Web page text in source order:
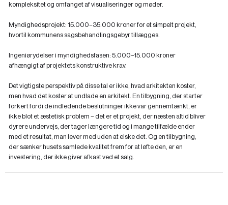
kompleksitet og omfanget af visualiseringer og møder.
Myndighedsprojekt: 15.000–35.000 kroner for et simpelt projekt,
hvortil kommunens sagsbehandlingsgebyr tillægges.
Ingeniørydelser i myndighedsfasen: 5.000–15.000 kroner
afhængigt af projektets konstruktive krav.
Det vigtigste perspektiv på disse tal er ikke, hvad arkitekten koster,
men hvad det koster at undlade en arkitekt. En tilbygning, der starter
forkert fordi de indledende beslutninger ikke var gennemtænkt, er
ikke blot et æstetisk problem – det er et projekt, der næsten altid bliver
dyrere undervejs, der tager længere tid og i mange tilfælde ender
med et resultat, man lever med uden at elske det. Og en tilbygning,
der sænker husets samlede kvalitet frem for at løfte den, er en
investering, der ikke giver afkast ved et salg.